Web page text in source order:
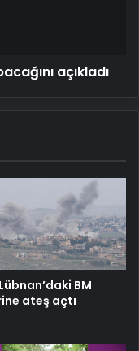
açıkladı
BM
ateş açtı